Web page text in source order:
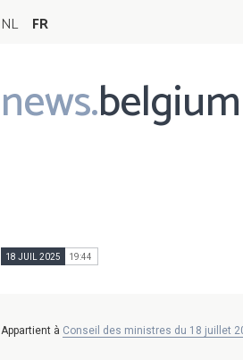
NL FR
news.belgium
Main
navigation
18 JUIL 2025 19:44
Appartient à Conseil des ministres du 18 juillet